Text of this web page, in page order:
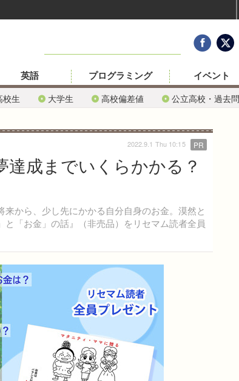
校生 大学生 高校偏差値 公立高校・過去問
英語 プログラミング イベント
達成までいくらかかる？
から、少し先にかかる自分自身のお金。漠然と
「お金」の話』（非売品）をリセマム読者全員
2022.9.1 Thu 10:15 PR